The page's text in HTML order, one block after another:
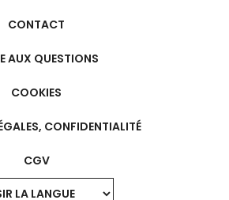
CONTACT
AUX QUESTIONS
COOKIES
CONFIDENTIALITÉ
CGV